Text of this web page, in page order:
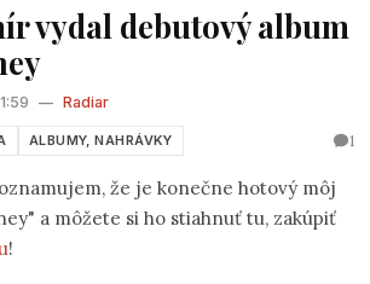
a odnoží. 30. novembra sa
a jeden zahraničný súbor.
vydal debutový album
— Radiar
ALBUMY, NAHRÁVKY 1
že je konečne hotový môj
a môžete si ho stiahnuť tu, zakúpiť
!